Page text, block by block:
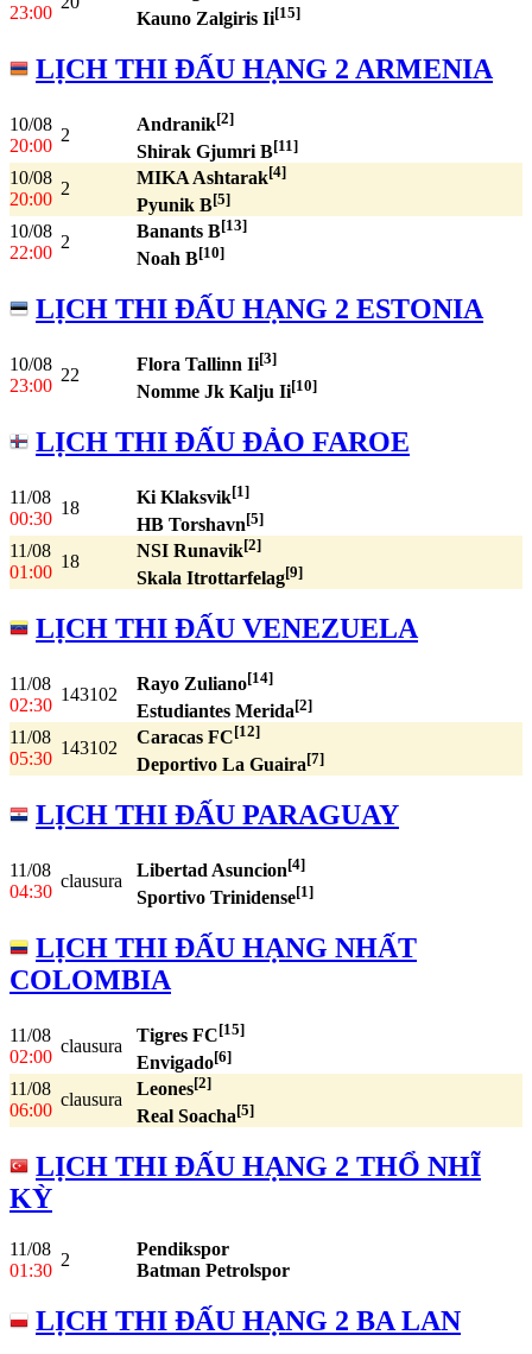
23:00
Kauno Zalgiris Ii[15]
LỊCH THI ĐẤU HẠNG 2 ARMENIA
10/08
20:00
2
Andranik[2]
Shirak Gjumri B[11]
10/08
20:00
2
MIKA Ashtarak[4]
Pyunik B[5]
10/08
22:00
2
Banants B[13]
Noah B[10]
LỊCH THI ĐẤU HẠNG 2 ESTONIA
10/08
23:00
22
Flora Tallinn Ii[3]
Nomme Jk Kalju Ii[10]
LỊCH THI ĐẤU ĐẢO FAROE
11/08
00:30
18
Ki Klaksvik[1]
HB Torshavn[5]
11/08
01:00
18
NSI Runavik[2]
Skala Itrottarfelag[9]
LỊCH THI ĐẤU VENEZUELA
11/08
02:30
143102
Rayo Zuliano[14]
Estudiantes Merida[2]
11/08
05:30
143102
Caracas FC[12]
Deportivo La Guaira[7]
LỊCH THI ĐẤU PARAGUAY
11/08
04:30
clausura
Libertad Asuncion[4]
Sportivo Trinidense[1]
LỊCH THI ĐẤU HẠNG NHẤT
COLOMBIA
11/08
02:00
clausura
Tigres FC[15]
Envigado[6]
11/08
06:00
clausura
Leones[2]
Real Soacha[5]
LỊCH THI ĐẤU HẠNG 2 THỔ NHĨ
KỲ
11/08
01:30
2
Pendikspor
Batman Petrolspor
LỊCH THI ĐẤU HẠNG 2 BA LAN